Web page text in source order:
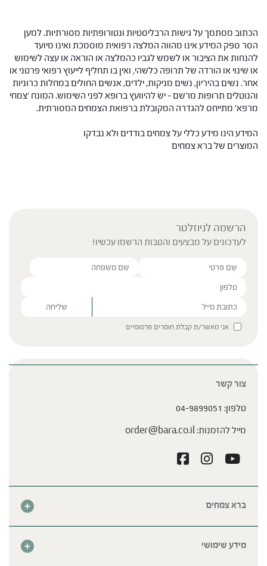
הכתוב מסתמך על גישות הרבליסטיות ונטורופתיות מסורתיות. למען
הסר ספק המידע אינו מהווה המלצה רפואית מוסמכת ואינו מיועד
להנחות את הציבור או לשמש לגביו כהמלצה או הוראה או עצה לשימוש
או שינוי או הורדה של תרופה כלשהי, ואין בו תחליף לייעוץ רפואי פרטני או
אחר. נשים בהיריון, נשים מניקות, ילדים, אנשים החולים במחלות כרוניות
והנוטלים תרופות מרשם – יש להיוועץ ברופא לפני השימוש. המונח 'צמחי
מרפא' מתייחס להגדרה המקובלת ברפואת הצמחים המסורתית.
המידע הינו מידע כללי על צמחים בודדים ולא נבדקו
המוצרים של ברא צמחים
הרשמה לניוזלטר
לעדכונים על מבצעים והטבות הרשמו עכשיו!
Please leave this field empty.
אני מאשר/ת קבלת חומרים פרסומיים
ברא צמחים
מידע שימושי
צור קשר
טלפון: 04-9899051
מייל להזמנות:order@bara.co.il